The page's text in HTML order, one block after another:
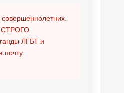
СТРОГО
ЛГБТ и
почту